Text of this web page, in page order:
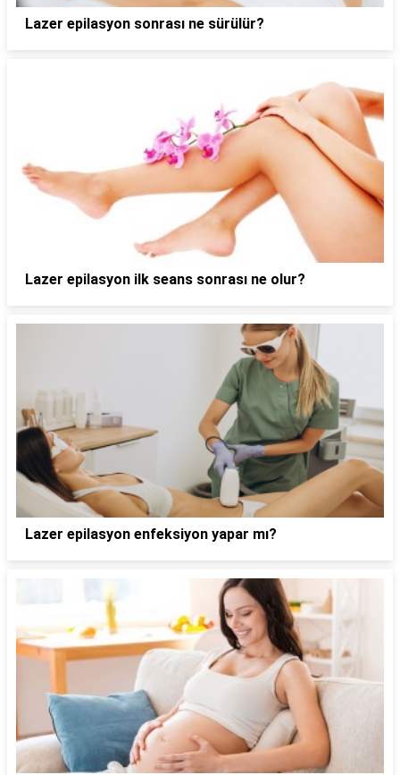
Lazer epilasyon sonrası ne sürülür?
Lazer epilasyon ilk seans sonrası ne olur?
Lazer epilasyon enfeksiyon yapar mı?